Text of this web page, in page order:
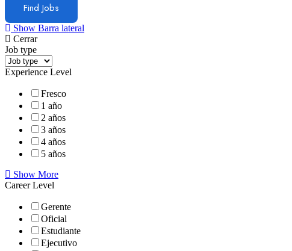
Find Jobs
Show Barra lateral
Cerrar
Job type
Experience Level
Fresco
1 año
2 años
3 años
4 años
5 años
Show More
Career Level
Gerente
Oficial
Estudiante
Ejecutivo